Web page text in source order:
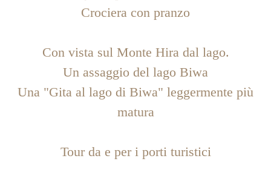
Crociera con pranzo
Con vista sul Monte Hira dal lago.
Un assaggio del lago Biwa
Una "Gita al lago di Biwa" leggermente più
matura
Tour da e per i porti turistici